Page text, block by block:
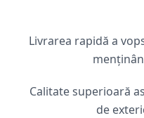
Livrarea rapidă a
Calitate superioară
de